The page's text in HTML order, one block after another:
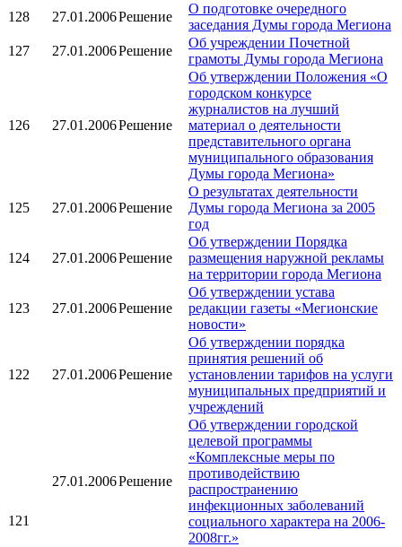
128
27.01.2006Решение
О подготовке очередного
заседания Думы города Мегиона
127
27.01.2006Решение
Об учреждении Почетной
грамоты Думы города Мегиона
126 27.01.2006Решение
Об утверждении Положения «О
городском конкурсе
журналистов на лучший
материал о деятельности
представительного органа
муниципального образования
Думы города Мегиона»
125 27.01.2006Решение
О результатах деятельности
Думы города Мегиона за 2005
год
124 27.01.2006Решение
Об утверждении Порядка
размещения наружной рекламы
на территории города Мегиона
123 27.01.2006Решение
Об утверждении устава
редакции газеты «Мегионские
новости»
122 27.01.2006Решение
Об утверждении порядка
принятия решений об
установлении тарифов на услуги
муниципальных предприятий и
учреждений
121
27.01.2006Решение
Об утверждении городской
целевой программы
«Комплексные меры по
противодействию
распространению
инфекционных заболеваний
социального характера на 2006-
2008гг.»